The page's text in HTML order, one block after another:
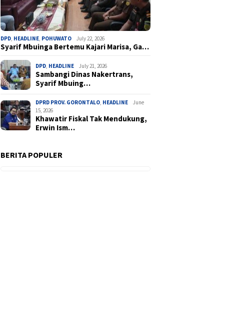
DPD, HEADLINE, POHUWATO July 22, 2026
Syarif Mbuinga Bertemu Kajari Marisa, Ga…
DPD, HEADLINE July 21, 2026
Sambangi Dinas Nakertrans,
Syarif Mbuing…
DPRD PROV. GORONTALO, HEADLINE
June
15, 2026
Khawatir Fiskal Tak Mendukung,
Erwin Ism…
BERITA POPULER